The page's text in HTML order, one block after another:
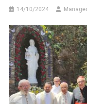
14/10/2024